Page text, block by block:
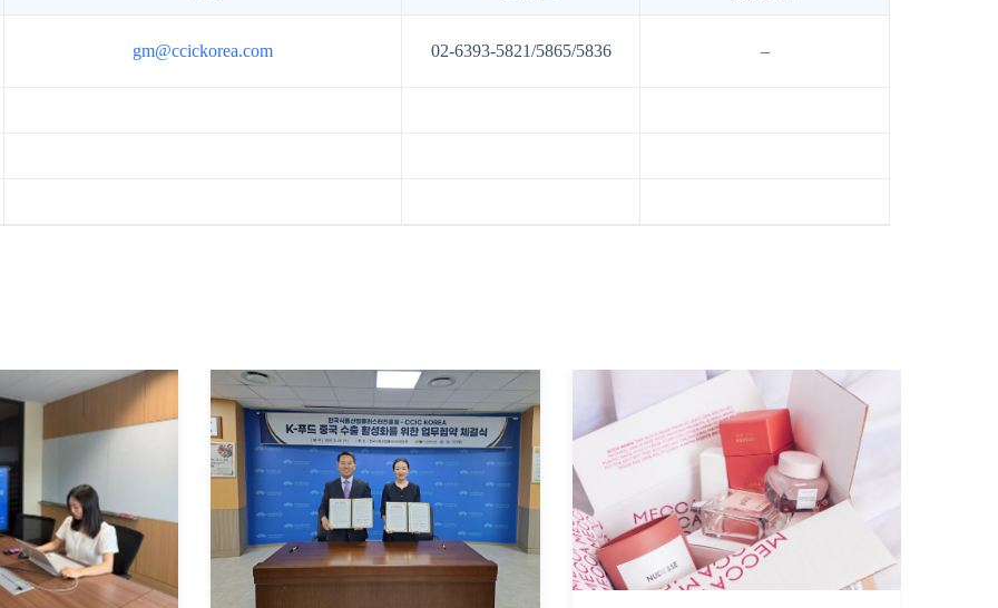
gm@ccickorea.com 02-6393-5821/5865/5836 –